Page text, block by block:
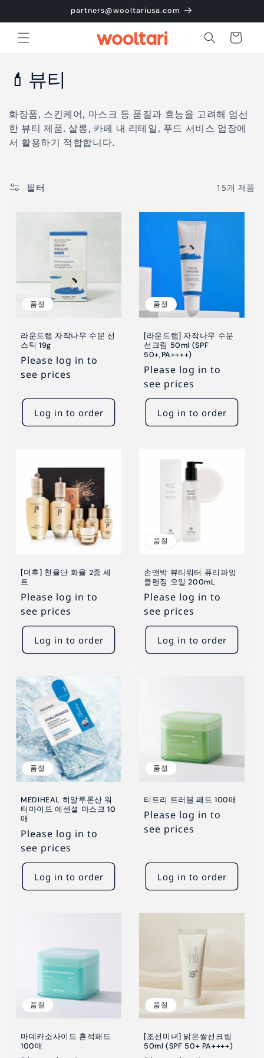
뛰기
partners@wooltariusa.com
카
트
컬
션
:
💄뷰티
화장품, 스킨케어, 마스크 등 품질과 효능을 고려해 엄선
한 뷰티 제품. 살롱, 카페 내 리테일, 푸드 서비스 업장에
서 활용하기 적합합니다.
필터 15개 제품
품절
라운드랩 자작나무 수분 선
스틱 19g
Please log in to
see prices
Log in to order
품절
[라운드랩] 자작나무 수분
선크림 50ml (SPF
50+,PA++++)
Please log in to
see prices
Log in to order
[더후] 천율단 화율 2종 세
트
Please log in to
see prices
Log in to order
품절
손앤박 뷰티워터 퓨리파잉
클렌징 오일 200mL
Please log in to
see prices
Log in to order
품절
MEDIHEAL 히알루론산 워
터마이드 에센셜 마스크 10
매
Please log in to
see prices
Log in to order
품절
티트리 트러블 패드 100매
Please log in to
see prices
Log in to order
품절
마데카소사이드 흔적패드
100매
품절
[조선미녀] 맑은쌀선크림
50ml (SPF 50+ PA++++)